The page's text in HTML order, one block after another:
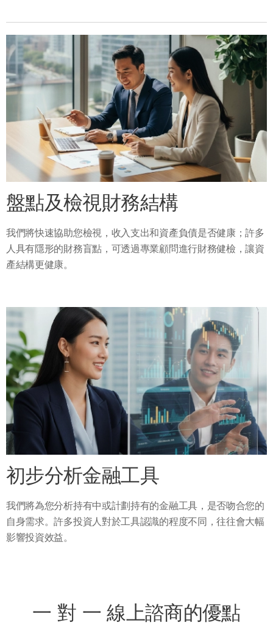
盤點及檢視財務結構
我們將快速協助您檢視，收入支出和資產負債是否健康；許多
人具有隱形的財務盲點，可透過專業顧問進行財務健檢，讓資
產結構更健康。
初步分析金融工具
我們將為您分析持有中或計劃持有的金融工具，是否吻合您的
自身需求。許多投資人對於工具認識的程度不同，往往會大幅
影響投資效益。
一 對 一 線上諮商的優點